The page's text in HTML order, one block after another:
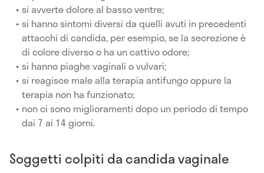
si avverte dolore al basso ventre;
si hanno sintomi diversi da quelli avuti in precedenti
attacchi di candida, per esempio, se la secrezione è
di colore diverso o ha un cattivo odore;
si hanno piaghe vaginali o vulvari;
si reagisce male alla terapia antifungo oppure la
terapia non ha funzionato;
non ci sono miglioramenti dopo un periodo di tempo
dai 7 ai 14 giorni.
Soggetti colpiti da candida vaginale